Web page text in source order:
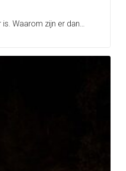
Waarom zijn er dan…